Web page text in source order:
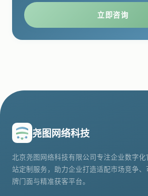
立即咨询
尧图网络科技
北京尧图网络科技有限公司专注企业数字
站定制服务，助力企业打造适配市场竞争
牌门面与精准获客平台。